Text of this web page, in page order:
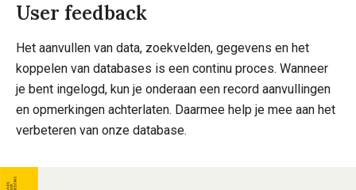
User feedback
Het aanvullen van data, zoekvelden, gegevens en het
koppelen van databases is een continu proces. Wanneer
je bent ingelogd, kun je onderaan een record aanvullingen
en opmerkingen achterlaten. Daarmee help je mee aan het
verbeteren van onze database.